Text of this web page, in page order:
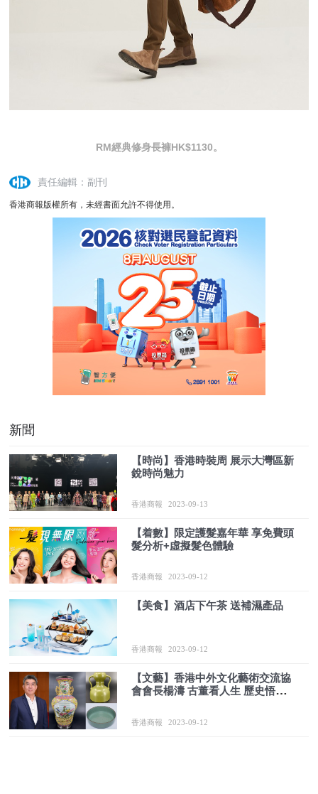
RM經典修身長褲HK$1130。
責任編輯：副刊
香港商報版權所有，未經書面允許不得使用。
新聞
【時尚】香港時裝周 展示大灣區新
銳時尚魅力
香港商報 2023-09-13
【着數】限定護髮嘉年華 享免費頭
髮分析+虛擬髮色體驗
香港商報 2023-09-12
【美食】酒店下午茶 送補濕產品
香港商報 2023-09-12
【文藝】香港中外文化藝術交流協
會會長楊濤 古董看人生 歷史悟世
香港商報 2023-09-12